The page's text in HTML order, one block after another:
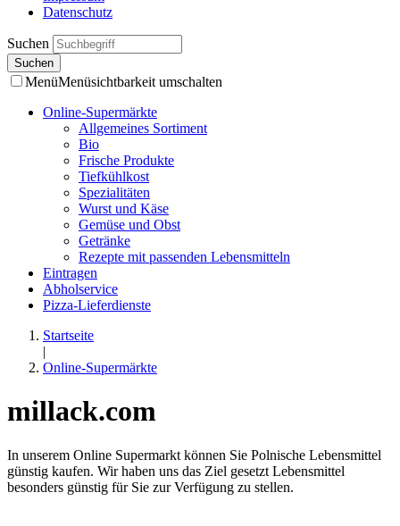
Datenschutz
Suchen
MenüMenüsichtbarkeit umschalten
Online-Supermärkte
Allgemeines Sortiment
Bio
Frische Produkte
Tiefkühlkost
Spezialitäten
Wurst und Käse
Gemüse und Obst
Getränke
Rezepte mit passenden Lebensmitteln
Eintragen
Abholservice
Pizza-Lieferdienste
Startseite
|
Online-Supermärkte
millack.com
In unserem Online Supermarkt können Sie Polnische Lebensmittel
günstig kaufen. Wir haben uns das Ziel gesetzt Lebensmittel
besonders günstig für Sie zur Verfügung zu stellen.